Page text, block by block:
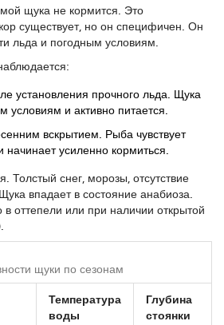
щука не кормится. Это
существует, но он специфичен. Он
льда и погодным условиям.
установления прочного льда. Щука
условиям и активно питается.
вскрытием. Рыба чувствует
начинает усиленно кормиться.
Толстый снег, морозы, отсутствие
впадает в состояние анабиоза.
оттепели или при наличии открытой
щуки по сезонам
Температура
воды
Глубина
стоянки